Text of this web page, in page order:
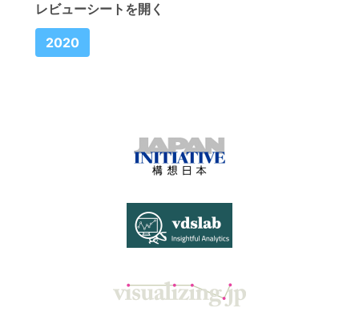
レビューシートを開く
2020